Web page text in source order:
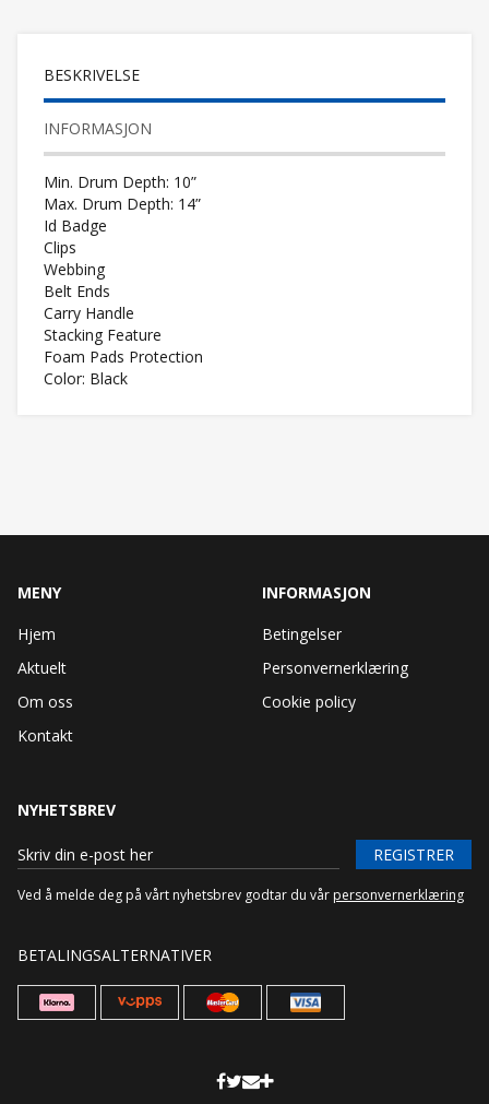
BESKRIVELSE
INFORMASJON
Min. Drum Depth: 10”
Max. Drum Depth: 14”
Id Badge
Clips
Webbing
Belt Ends
Carry Handle
Stacking Feature
Foam Pads Protection
Color: Black
MENY
Hjem
Aktuelt
Om oss
Kontakt
INFORMASJON
Betingelser
Personvernerklæring
Cookie policy
NYHETSBREV
REGISTRER
Ved å melde deg på vårt nyhetsbrev godtar du vår personvernerklæring
BETALINGSALTERNATIVER